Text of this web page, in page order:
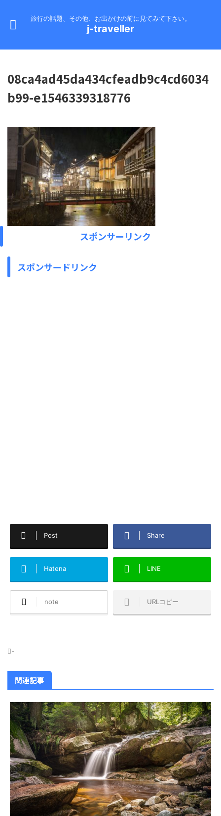
旅行の話題、その他、お出かけの前に見てみて下さい。
j-traveller
08ca4ad45da434cfeadb9c4cd6034
b99-e1546339318776
スポンサーリンク
スポンサードリンク
Post Share
Hatena LINE
note URLコピー
-
関連記事